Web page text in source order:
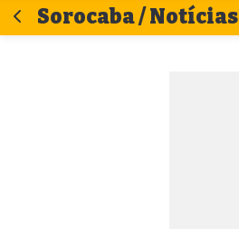
Sorocaba / Notícias